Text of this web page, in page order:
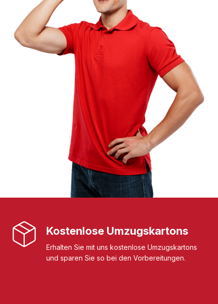
Kostenlose Umzugskartons
Erhalten Sie mit uns kostenlose Umzugskartons
und sparen Sie so bei den Vorbereitungen.